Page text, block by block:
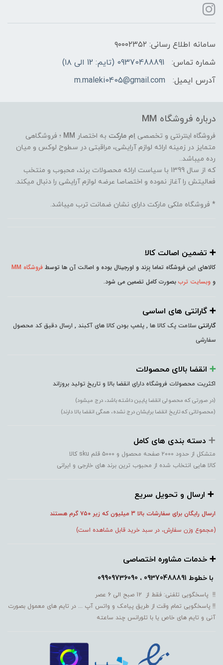
سامانه اطلاع رسانی: ۹۰۰۰۲۳۵۲
شماره تماس:
09370488891 (تایم: 12 الی ۱۸)
آدرس ایمیل:
m.maleki0405@gmail.com
درباره فروشگاه MM
فروشگاه اینترنتی و تخصصی اِم مارکت به اختصار MM ؛ فروشگاهی
متمایز در زمینه ارائه لوازم آرایشی، مراقبتی در سطوح لوکس و میان
رده میباشد..
که از سال 1399 با سیاست ارائه محصولات برند، محبوب و منتخب
فعالیتش را آغاز نموده و اختصاصا عرضه لوازم آرایشی را دنبال میکند.
* فروشگاه ملکی مارکت دارای نشان ضمانت ترب میباشد.
➕️ تضمین اصالت کالا
کالاهای این فروشگاه تماما بِرَند و اورجینال بوده و اصالت آن ها توسط فروشگاه MM
و وبسایت ترب بصورت کامل تضمین می شود.
➕️ گارانتی های اساسی
گارانتی سلامت پک کالا ها , پلمپ بودن کالا های آکبند , ارسال دقیق کد محصول
سفارشی
➕️ انقضا بالای محصولات
اکثریت محصولات فروشگاه دارای انقضا بالا و تاریخ تولید بروزاند
(در صورتی که محصولی انقضا پایین داشته باشد، درج میشود)
(محصولاتی که تاریخ انقضا برایشان درج نشده، همگی انقضا بالا دارند)
➕️ دسته بندی های کامل
متشکل از حدود ۲۰۰۰ صفحه محصول و ۵۰۰۰ قلم sku کالا
کالا هایی انتخاب شده از محبوب ترین برند های خارجی و ایرانی
➕️ ارسال و تحویل سریع
ارسال رایگان برای سفارشات بالا 3 میلیون که زیر ۷۵۰ گرم هستند
(مجموع وزن سفارش، در سبد خرید قابل مشاهده است)
➕️ خدمات مشاوره اختصاصی
با خطوط 09370488891 ، 09909736090
!! پاسخگویی تلفنی: فقط از 12 صبح الی 6 عصر
!! پاسخگویی تمام وقت از طریق پیامک و واتس آپ ... در تایم های معمول بصورت
آنی و تایم های خاص یا با تلورانس چند ساعته